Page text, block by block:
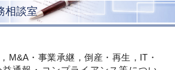
相談室
M&A・事業承継，倒産・再生，IT・